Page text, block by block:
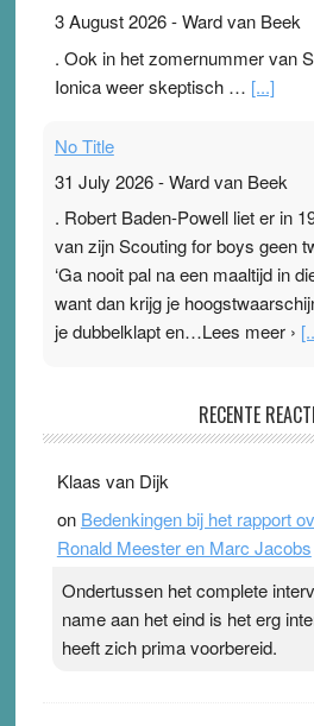
3 August 2026-Ward van Beek
. Ook in het zomernummer van
Ionica weer skeptisch … [...]
No Title
31 July 2026-Ward van Beek
. Robert Baden-Powell liet er in
van zijn Scouting for boys geen
‘Ga nooit pal na een maaltijd in
want dan krijg je
je dubbelklapt en…Lees meer ›
Ward van Beek
topsporters. Ze hopen ermee hun
terwijl ze meer zuurstof
pleister geen effect. Maar het
Pleisterplakkers in de topspsort ›
RECENTE
Klaas van Dijk
on Bedenkingen bij het rapport
Ronald Meester en Marc Jacobs
Ondertussen het complete
name aan het eind is het erg
heeft zich prima voorbereid.